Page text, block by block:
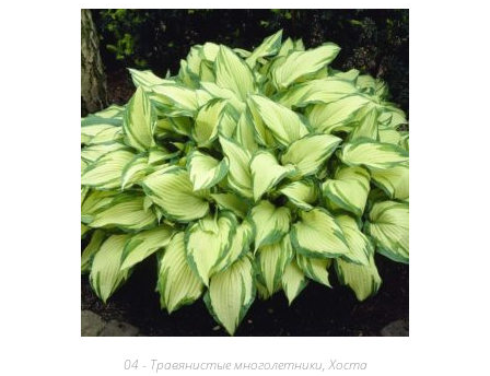
04 - Травянистые многолетники,Хоста